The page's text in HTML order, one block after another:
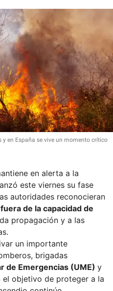
en España se vive un momento crítico
en alerta a la
este viernes su fase
autoridades reconocieran
fuera de la capacidad de
propagación y a las
un importante
brigadas
de Emergencias (UME) y
objetivo de proteger a la